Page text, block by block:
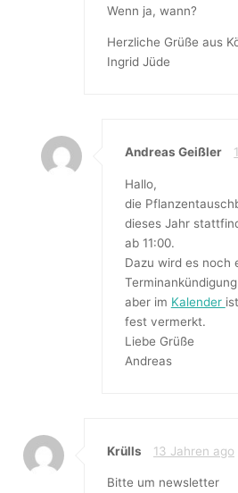
Wenn ja, wann?
Herzliche Grüße aus
Ingrid Jüde
Andreas Geißler
Hallo,
die
dieses Jahr
ab 11:00.
Dazu wird es noch
aber im Kalender
fest vermerkt.
Liebe Grüße
Andreas
Krülls 13 Jahren ago
Bitte um newsletter